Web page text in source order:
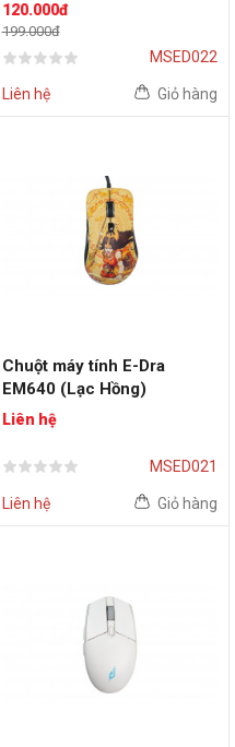
120.000đ
199.000đ
MSED022
Liên hệ Giỏ hàng
Chuột máy tính E-Dra
EM640 (Lạc Hồng)
Liên hệ
MSED021
Liên hệ Giỏ hàng